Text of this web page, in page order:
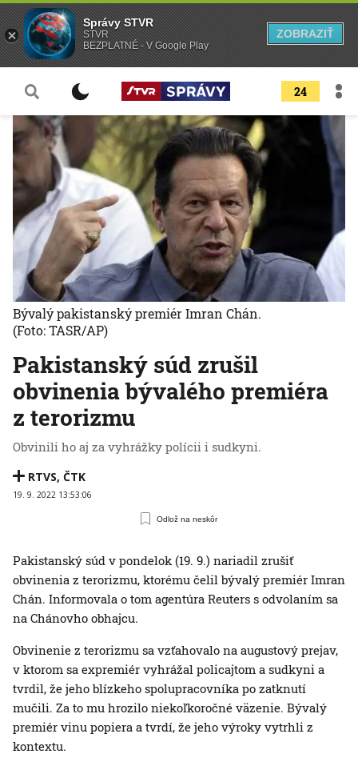
24
Pakistanský súd zrušil
obvinenia bývalého premiéra
z terorizmu
Obvinili ho aj za vyhrážky polícii i sudkyni.
RTVS, ČTK
19. 9. 2022 13:53:06
Odlož na neskôr
Bývalý pakistanský premiér Imran Chán.
(Foto: TASR/AP)
Pakistanský súd v pondelok (19. 9.) nariadil zrušiť
obvinenia z terorizmu, ktorému čelil bývalý premiér Imran
Chán. Informovala o tom agentúra Reuters s odvolaním sa
na Chánovho obhajcu.
Obvinenie z terorizmu sa vzťahovalo na augustový prejav,
v ktorom sa expremiér vyhrážal policajtom a sudkyni a
tvrdil, že jeho blízkeho spolupracovníka po zatknutí
mučili. Za to mu hrozilo niekoľkoročné väzenie. Bývalý
premiér vinu popiera a tvrdí, že jeho výroky vytrhli z
kontextu.
Správy STVR
STVR
BEZPLATNÉ - V Google Play
ZOBRAZIŤ